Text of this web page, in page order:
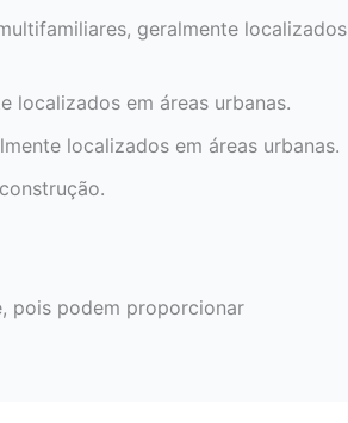
geralmente localizados
localizados em áreas urbanas.
localizados em áreas urbanas.
pois podem proporcionar